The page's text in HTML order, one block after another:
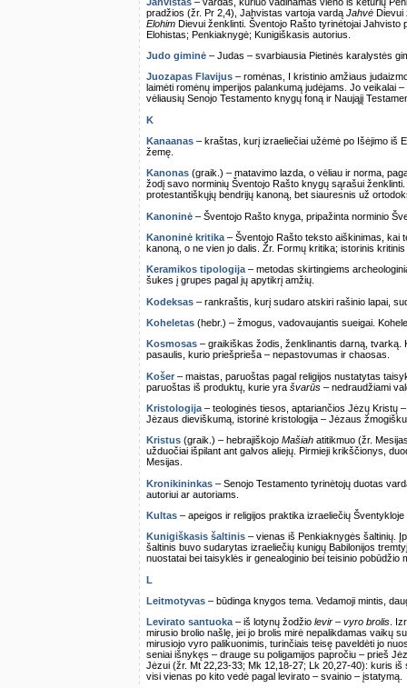
pradžios (žr. Pr 2,4), Jahvistas vartoja vardą Jahvė Dievui
Elohim Dievui ženklinti. Šventojo Rašto tyrinėtojai
Elohistas; Penkiaknygė; Kunigiškasis autorius.
Judo giminė – Judas – svarbiausia Pietinės karalystės
Juozapas Flavijus – romėnas, I kristinio amžiaus
laimėti romėnų imperijos palankumą judėjams. Jo veikalai –
vėliausių Senojo Testamento knygų foną ir Naująjį
K
Kanaanas – kraštas, kurį izraeliečiai užėmė po Išėjimo iš
žemę.
Kanonas (graik.) – matavimo lazda, o vėliau ir norma,
žodį savo norminių Šventojo Rašto knygų sąrašui
protestantiškųjų bendrijų kanoną, bet siauresnis už
Kanoninė – Šventojo Rašto knyga, pripažinta norminio
Kanoninė kritika – Šventojo Rašto teksto aiškinimas, kai
kanoną, o ne vien jo dalis. Žr. Formų kritika; istorinis
Keramikos tipologija – metodas skirtingiems
šukes į grupes pagal jų apytikrį amžių.
Kodeksas – rankraštis, kurį sudaro atskiri rašinio lapai,
Koheletas (hebr.) – žmogus, vadovaujantis sueigai.
Kosmosas – graikiškas žodis, ženklinantis darną,
pasaulis, kurio priešprieša – nepastovumas ir chaosas.
Košer – maistas, paruoštas pagal religijos nustatytas
paruoštas iš produktų, kurie yra švarūs – nedraudžiami
Kristologija – teologinės tiesos, aptariančios Jėzų Kristų
Jėzaus dieviškumą, istorinė kristologija – Jėzaus
Kristus (graik.) – hebrajiškojo Mašiah atitikmuo (žr.
užduočiai išpilant ant galvos aliejų. Pirmieji krikščionys,
Mesijas.
Kronikininkas – Senojo Testamento tyrinėtojų duotas
autoriui ar autoriams.
Kultas – apeigos ir religijos praktika izraeliečių
Kunigiškasis šaltinis – vienas iš Penkiaknygės šaltinių.
šaltinis buvo sudarytas izraeliečių kunigų Babilonijos
nuostatai bei taisyklės ir genealoginio bei teisinio pobūdžio
L
Leitmotyvas – būdinga knygos tema. Vedamoji mintis,
Levirato santuoka – iš lotynų žodžio levir – vyro brolis .
mirusio brolio našlę, jei jo brolis mirė nepalikdamas vaikų
mirusiojo vyro palikuonimis, turinčiais teisę paveldėti jo
seniai išnykęs – drauge su poligamijos papročiu – prieš
Jėzui (žr. Mt 22,23-33; Mk 12,18-27; Lk 20,27-40): kuris
visi vienas po kito vedė pagal levirato – svainio – įstatymą.